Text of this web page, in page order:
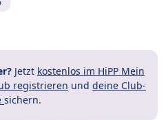
Jetzt kostenlos im HiPP Mein
registrieren und deine Club-
sichern.